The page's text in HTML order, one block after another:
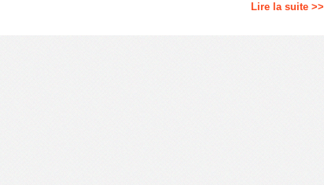
Lire la suite >>